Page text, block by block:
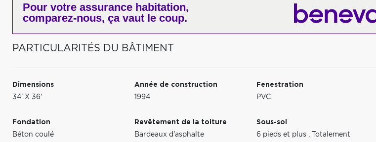
Pour votre assurance habitation,
comparez-nous, ça vaut le coup.
PARTICULARITÉS DU BÂTIMENT
Dimensions
34' X 36'
Année de construction
1994
Fenestration
PVC
Fondation
Béton coulé
Revêtement de la toiture
Bardeaux d'asphalte
Sous-sol
6 pieds et plus
Totalement